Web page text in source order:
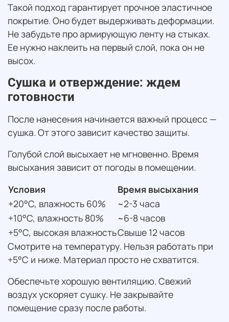
Такой подход гарантирует прочное эластичное
покрытие. Оно будет выдерживать деформации.
Не забудьте про армирующую ленту на стыках.
Ее нужно наклеить на первый слой, пока он не
высох.
Сушка и отверждение: ждем
готовности
После нанесения начинается важный процесс —
сушка. От этого зависит качество защиты.
Голубой слой высыхает не мгновенно. Время
высыхания зависит от погоды в помещении.
Условия
Время высыхания
+20°C, влажность 60%
~2-3 часа
+10°C, влажность 80%
~6-8 часов
+5°C, высокая влажностьСвыше 12 часов
Смотрите на температуру. Нельзя работать при
+5°C и ниже. Материал просто не схватится.
Обеспечьте хорошую вентиляцию. Свежий
воздух ускоряет сушку. Не закрывайте
помещение сразу после работы.